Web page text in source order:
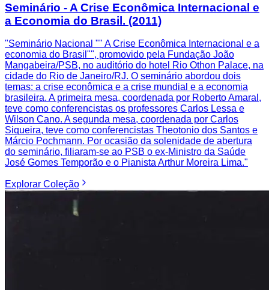
Seminário - A Crise Econômica Internacional e
a Economia do Brasil. (2011)
"Seminário Nacional "" A Crise Econômica Internacional e a
economia do Brasil"", promovido pela Fundação João
Mangabeira/PSB, no auditório do hotel Rio Othon Palace, na
cidade do Rio de Janeiro/RJ. O seminário abordou dois
temas: a crise econômica e a crise mundial e a economia
brasileira. A primeira mesa, coordenada por Roberto Amaral,
teve como conferencistas os professores Carlos Lessa e
Wilson Cano. A segunda mesa, coordenada por Carlos
Siqueira, teve como conferencistas Theotonio dos Santos e
Márcio Pochmann. Por ocasião da solenidade de abertura
do seminário, filiaram-se ao PSB o ex-Ministro da Saúde
José Gomes Temporão e o Pianista Arthur Moreira Lima."
Explorar Coleção